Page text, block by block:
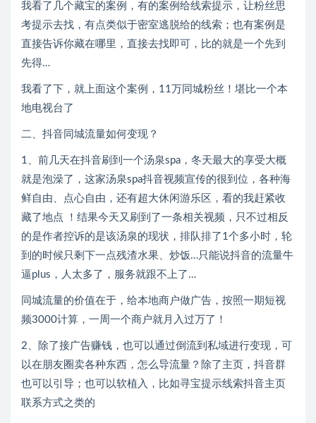
我看了几个藏宝的案例，有的案例给线索提示，让粉丝思
考提示去找，有点类似于密室逃脱给的线索；也有案例是
直接告诉你藏在哪里，直接去找即可，比的就是一个先到
先得…
我看了下，就上面这个案例，11万同城粉丝！堪比一个本
地电视台了
二、抖音同城流量如何变现？
1、前几天在抖音刷到一个汤泉spa，冬天最大的享受大概
就是泡澡了，这家汤泉spa抖音视频宣传的很到位，各种海
鲜自由、点心自由，还有超大休闲游乐区，看的我赶紧收
藏了地点 ！结果今天又刷到了一条相关视频，只不过相反
的是作者控诉的是该汤泉的现状，排队排了1个多小时，轮
到的时候只剩下一点残渣水果、炒饭…只能说抖音的流量牛
逼plus，人太多了，服务就跟不上了…
同城流量的价值在于，给本地商户做广告，按照一期短视
频3000计算，一周一个商户就月入过万了！
2、除了接广告赚钱，也可以通过倒流到私域进行变现，可
以在朋友圈卖各种东西，怎么导流量？除了主页，抖音群
也可以引导；也可以软植入，比如寻宝提示线索抖音主页
联系方式之类的